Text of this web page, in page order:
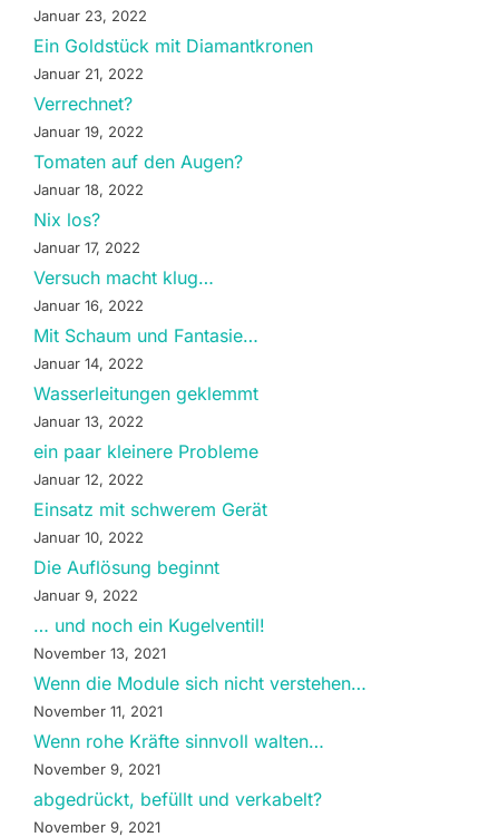
Januar 23, 2022
Ein Goldstück mit Diamantkronen
Januar 21, 2022
Verrechnet?
Januar 19, 2022
Tomaten auf den Augen?
Januar 18, 2022
Nix los?
Januar 17, 2022
Versuch macht klug…
Januar 16, 2022
Mit Schaum und Fantasie…
Januar 14, 2022
Wasserleitungen geklemmt
Januar 13, 2022
ein paar kleinere Probleme
Januar 12, 2022
Einsatz mit schwerem Gerät
Januar 10, 2022
Die Auflösung beginnt
Januar 9, 2022
… und noch ein Kugelventil!
November 13, 2021
Wenn die Module sich nicht verstehen…
November 11, 2021
Wenn rohe Kräfte sinnvoll walten…
November 9, 2021
abgedrückt, befüllt und verkabelt?
November 9, 2021